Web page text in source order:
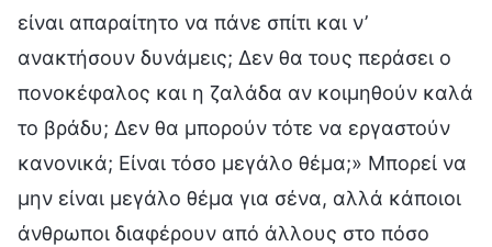
είναι απαραίτητο να πάνε σπίτι και ν’
ανακτήσουν δυνάμεις; Δεν θα τους περάσει ο
πονοκέφαλος και η ζαλάδα αν κοιμηθούν καλά
το βράδυ; Δεν θα μπορούν τότε να εργαστούν
κανονικά; Είναι τόσο μεγάλο θέμα;» Μπορεί να
μην είναι μεγάλο θέμα για σένα, αλλά κάποιοι
άνθρωποι διαφέρουν από άλλους στο πόσο